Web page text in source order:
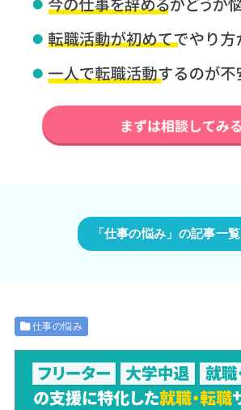
「仕事の悩み」の記事一覧
仕事の悩み